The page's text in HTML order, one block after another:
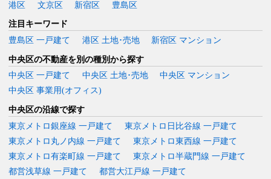
港区
文京区 新宿区 豊島区
注目キーワード
豊島区 一戸建て
港区 土地･売地 新宿区 マンション
中央区の不動産を別の種別から探す
中央区 一戸建て
中央区 土地･売地
中央区 マンション
中央区 事業用(オフィス)
中央区の沿線で探す
東京メトロ銀座線 一戸建て
東京メトロ日比谷線 一戸建て
東京メトロ丸ノ内線 一戸建て
東京メトロ東西線 一戸建て
東京メトロ有楽町線 一戸建て
東京メトロ半蔵門線 一戸建て
都営浅草線 一戸建て
都営大江戸線 一戸建て